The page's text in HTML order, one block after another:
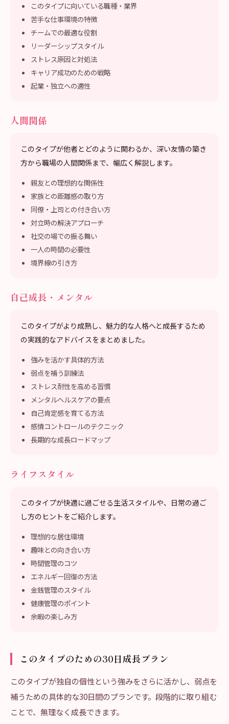
このタイプに向いている職種・業界
苦手な仕事環境の特徴
チームでの最適な役割
リーダーシップスタイル
ストレス原因と対処法
キャリア成功のための戦略
起業・独立への適性
人間関係
このタイプが他者とどのように関わるか、深い友情の築き
方から職場の人間関係まで、幅広く解説します。
親友との理想的な関係性
家族との距離感の取り方
同僚・上司との付き合い方
対立時の解決アプローチ
社交の場での振る舞い
一人の時間の必要性
境界線の引き方
自己成長・メンタル
このタイプがより成熟し、魅力的な人格へと成長するため
の実践的なアドバイスをまとめました。
強みを活かす具体的方法
弱点を補う訓練法
ストレス耐性を高める習慣
メンタルヘルスケアの要点
自己肯定感を育てる方法
感情コントロールのテクニック
長期的な成長ロードマップ
ライフスタイル
このタイプが快適に過ごせる生活スタイルや、日常の過ご
し方のヒントをご紹介します。
理想的な居住環境
趣味との向き合い方
時間管理のコツ
エネルギー回復の方法
金銭管理のスタイル
健康管理のポイント
余暇の楽しみ方
このタイプのための30日成長プラン
このタイプが独自の個性という強みをさらに活かし、弱点を
補うための具体的な30日間のプランです。段階的に取り組む
ことで、無理なく成長できます。